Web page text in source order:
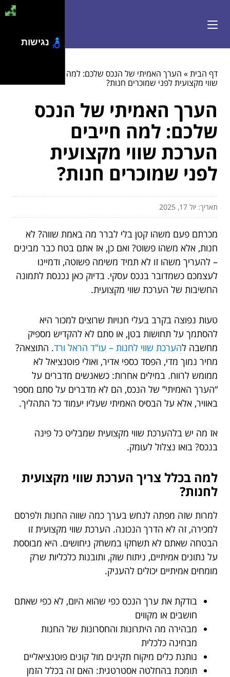
דף הבית» הערך האמיתי של הנכס שלכם: למה חייבים הערכת
שווי מקצועית לפני שמוכרים חנות?
הערך האמיתי של הנכס
שלכם: למה חייבים
הערכת שווי מקצועית
לפני שמוכרים חנות?
תאריך: יול 17, 2025
מכרתם פעם משהו קטן בלי לברר מה באמת שווה? לא
חנות, אלא משהו פשוט? ואם כן, אז אתם בטח כבר מבינים
– להעריך משהו זו לא תמיד משימה פשוטה, ודמיינו
לעצמכם כשמדובר בנכס עסקי. בדיוק כאן נכנסת לתמונה
החשיבות של הערכת שווי מקצועית.
טעות נפוצה בקרב בעלי חנויות שרוצים למכור היא
להסתמך על תחושות בטן, או סתם לא להקדיש מספיק
מחשבה להערכת שווי לחנות – עו"ד הראל ורד. התוצאה?
מחיר נמוך מדי, הפסד כספי אדיר, ואולי פוטנציאל לא
ממומש לרווח. במילים אחרות: כשאנשים מדברים על
“הערך האמיתי” של הנכס, הם לא מדברים על סתם מספר
באוויר, אלא על הבסיס האמיתי שעליו יעמוד כל התהליך.
אז מה יש בלהערכת שווי מקצועית שמבליט כל פינה
בנכס? בואו נצלול לעומק.
למה בכלל צריך הערכת שווי מקצועית
לחנות?
למרות שזה מפתה לנחש בערך כמה שווה החנות ולפרסם
למכירה, זה לא הדרך הנכונה. הערכת שווי מקצועית זו
הבטחה שאתם לא תשחקו במשחק ניחושים. היא מבוססת
על נתונים אמיתיים, ניתוח שוק, ותובנות כלכליות שרק
מומחים אמיתיים יכולים להעניק.
בודקת את ערך הנכס כפי שהוא היום, לא כפי שאתם
חושבים או מקווים
מבהירה מה היתרונות והחסרונות של החנות
מבחינה כלכלית
נותנת כלים מיקוח תקינים מול קונים פוטנציאליים
תומכת בהחלטה אסטרטגית: האם זה בכלל הזמן
נגישות